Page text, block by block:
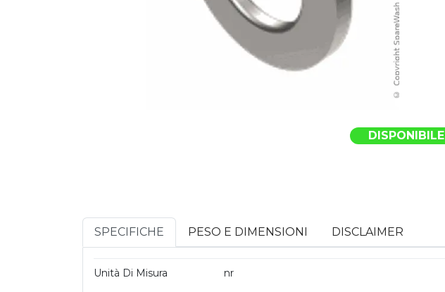
DISPONIBILE
SPECIFICHE PESO E DIMENSIONI DISCLAIMER
Unità Di Misura nr